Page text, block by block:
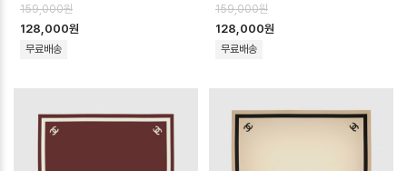
159,000원
128,000원
무료배송
159,000원
128,000원
무료배송